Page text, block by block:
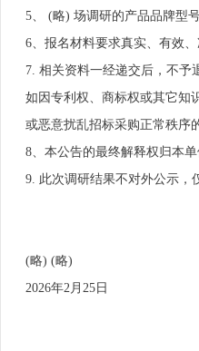
5、 (略) 场调研的产品品牌型
6、报名材料要求真实、有效
7. 相关资料一经递交后，不予
如因专利权、商标权或其它知
或恶意扰乱招标采购正常秩序
8、本公告的最终解释权归本单
9. 此次调研结果不对外公示，
(略) (略)
2026年2月25日